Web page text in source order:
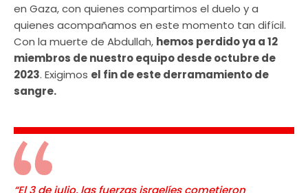
en Gaza, con quienes compartimos el duelo y a
quienes acompañamos en este momento tan difícil.
Con la muerte de Abdullah, hemos perdido ya a 12
miembros de nuestro equipo desde octubre de
2023. Exigimos el fin de este derramamiento de
sangre.
“El 3 de julio, las fuerzas israelíes cometieron